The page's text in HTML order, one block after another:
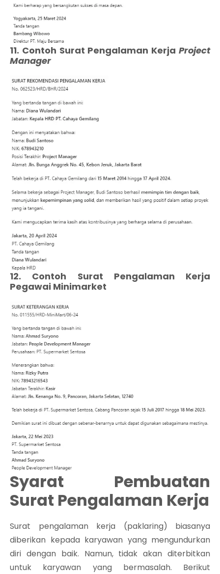
11. Contoh Surat Pengalaman Kerja Project
Manager
12. Contoh Surat Pengalaman Kerja
Pegawai Minimarket
Syarat Pembuatan
Surat Pengalaman Kerja
Surat pengalaman kerja (paklaring) biasanya
diberikan kepada karyawan yang mengundurkan
diri dengan baik. Namun, tidak akan diterbitkan
untuk karyawan yang bermasalah. Berikut